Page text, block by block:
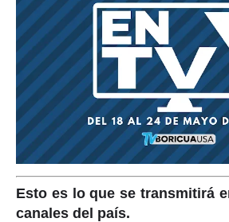
Esto es lo que se transmitirá
canales del país.